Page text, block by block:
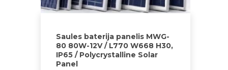
Saules baterija panelis MWG-
80 80W-12V / L770 W668 H30,
IP65 / Polycrystalline Solar
Panel